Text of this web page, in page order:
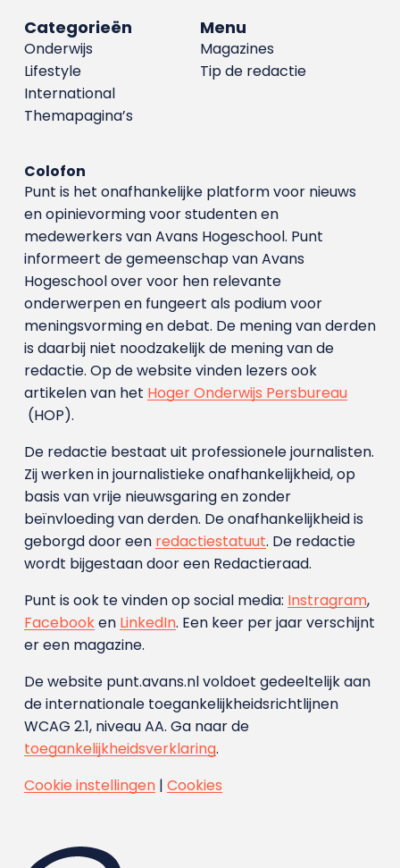
Menu
Magazines
Tip de redactie
Categorieën
Onderwijs
Lifestyle
International
Themapagina’s
Colofon
Punt is het onafhankelijke platform voor nieuws
en opinievorming voor studenten en
medewerkers van Avans Hoge­school. Punt
informeert de gemeenschap van Avans
Hogeschool over voor hen relevante
onderwerpen en fungeert als podium voor
meningsvorming en debat. De mening van derden
is daarbij niet noodzakelijk de mening van de
redactie. Op de website vinden lezers ook
artikelen van het Hoger Onderwijs Persbureau
(HOP).
De redactie bestaat uit professionele journalisten.
Zij werken in journalistieke onafhankelijkheid, op
basis van vrije nieuwsgaring en zonder
beïnvloeding van derden. De onafhankelijkheid is
geborgd door een redactiestatuut. De redactie
wordt bijgestaan door een Redactieraad.
Punt is ook te vinden op social media: Instragram,
Facebooken LinkedIn. Een keer per jaar verschijnt
er een magazine.
De website punt.avans.nl voldoet gedeeltelijk aan
de internationale toegankelijkheidsrichtlijnen
WCAG 2.1, niveau AA. Ga naar de
toegankelijkheidsverklaring.
Cookie instellingen| Cookies